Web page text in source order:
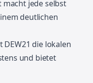
macht jede selbst
deutlichen
die lokalen
und bietet